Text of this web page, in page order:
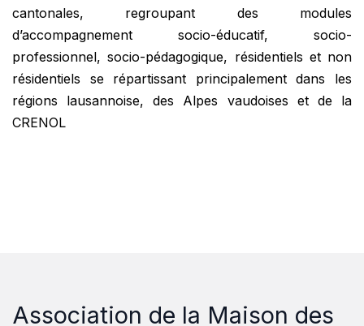
cantonales, regroupant des modules
d’accompagnement socio-éducatif, socio-
professionnel, socio-pédagogique, résidentiels et non
résidentiels se répartissant principalement dans les
régions lausannoise, des Alpes vaudoises et de la
CRENOL
Association de la Maison des